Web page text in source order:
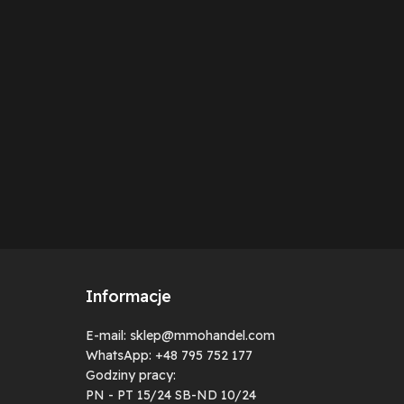
Informacje
E-mail: sklep@mmohandel.com
WhatsApp: +48 795 752 177
Godziny pracy:
PN - PT 15/24 SB-ND 10/24